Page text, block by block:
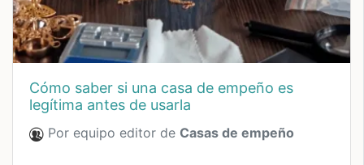
cómo saber si una casa de empeño es
legítima antes de usarla
Por equipo editor de Casas de empeño